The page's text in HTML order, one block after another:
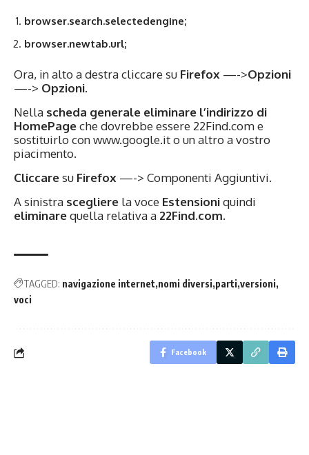
browser.search.selectedengine;
browser.newtab.url;
Ora, in alto a destra cliccare su Firefox —->Opzioni
—-> Opzioni.
Nella scheda generale eliminare l’indirizzo di
HomePageche dovrebbe essere 22Find.com e
sostituirlo con www.google.it o un altro a vostro
piacimento.
Cliccaresu Firefox —-> Componenti Aggiuntivi.
A sinistra scegliere la voce Estensioniquindi
eliminarequella relativa a 22Find.com.
TAGGED: navigazione internet nomi diversi parti versioni
voci
Facebook